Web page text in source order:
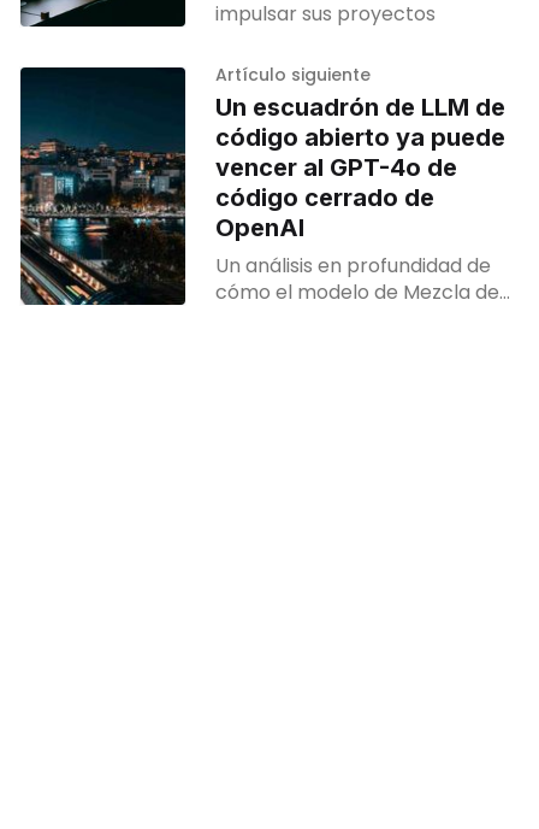
impulsar sus proyectos
Artículo siguiente
Un escuadrón de LLM de
código abierto ya puede
vencer al GPT-4o de
código cerrado de
OpenAI
Un análisis en profundidad de
cómo el modelo de Mezcla de